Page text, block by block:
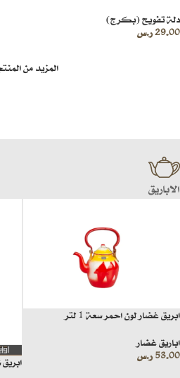
دلة تفويح (بكرج)
29.00ر.س
المزيد من
الاباريق
ابريق غضار لون احمر سعة 1 لتر
اباريق غضار
53.00ر.س